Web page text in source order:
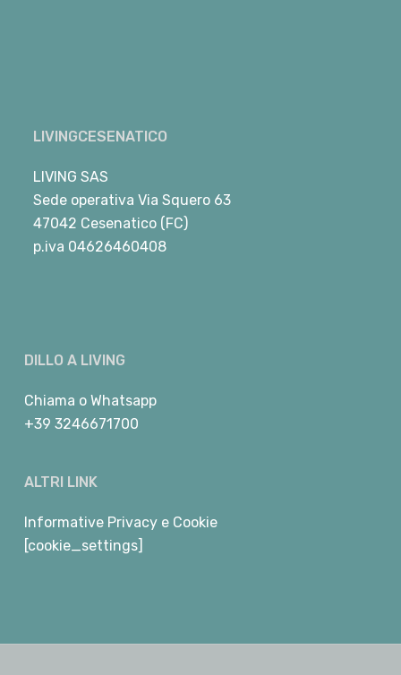
LIVINGCESENATICO
LIVING SAS
Sede operativa Via Squero 63
47042 Cesenatico (FC)
p.iva 04626460408
DILLO A LIVING
Chiama o Whatsapp
+39 3246671700
ALTRI LINK
Informative Privacy e Cookie
[cookie_settings]